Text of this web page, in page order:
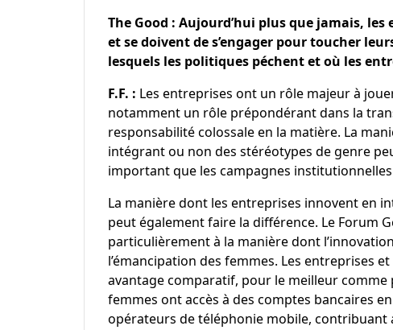
The Good : Aujourd’hui plus que jamais,
et se doivent de s’engager pour toucher
lesquels les politiques péchent et où les
F.F. : Les entreprises ont un rôle majeur à
notamment un rôle prépondérant dans la
responsabilité colossale en la matière. La
intégrant ou non des stéréotypes de genre
important que les campagnes
La manière dont les entreprises innovent en
peut également faire la différence. Le Forum
particulièrement à la manière dont
l’émancipation des femmes. Les entreprises
avantage comparatif, pour le meilleur
femmes ont accès à des comptes bancaires
opérateurs de téléphonie mobile, contribuant